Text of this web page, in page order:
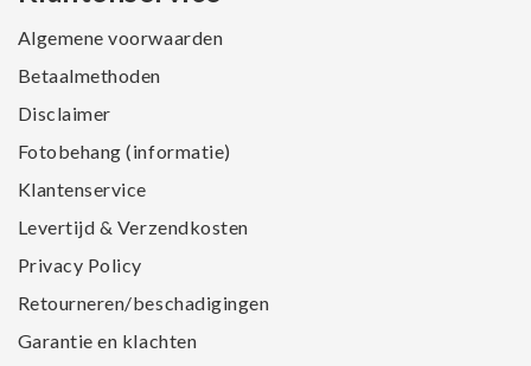
Algemene voorwaarden
Betaalmethoden
Disclaimer
Fotobehang (informatie)
Klantenservice
Levertijd & Verzendkosten
Privacy Policy
Retourneren/beschadigingen
Garantie en klachten